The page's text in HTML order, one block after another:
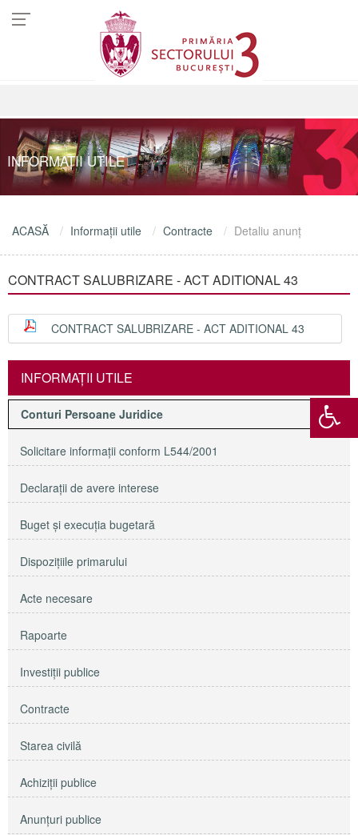
INFORMAŢII UTILE
ACASĂ Informaţii utile Contracte Detaliu anunţ
CONTRACT SALUBRIZARE - ACT ADITIONAL 43
CONTRACT SALUBRIZARE - ACT ADITIONAL 43
INFORMAŢII UTILE
Conturi Persoane Juridice
Solicitare informaţii conform L544/2001
Declaraţii de avere interese
Buget şi execuţia bugetară
Dispoziţiile primarului
Acte necesare
Rapoarte
Investiţii publice
Contracte
Starea civilă
Achiziţii publice
Anunţuri publice